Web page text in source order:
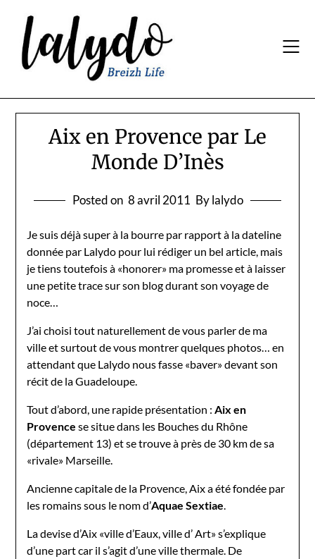
content
Aix en Provence par Le
Monde D’Inès
Posted on 8 avril 2011 By lalydo
Je suis déjà super à la bourre par rapport à la dateline
donnée par Lalydo pour lui rédiger un bel article, mais
je tiens toutefois à «honorer» ma promesse et à laisser
une petite trace sur son blog durant son voyage de
noce…
J’ai choisi tout naturellement de vous parler de ma
ville et surtout de vous montrer quelques photos… en
attendant que Lalydo nous fasse «baver» devant son
récit de la Guadeloupe.
Tout d’abord, une rapide présentation : Aix en
Provence se situe dans les Bouches du Rhône
(département 13) et se trouve à près de 30 km de sa
«rivale» Marseille.
Ancienne capitale de la Provence, Aix a été fondée par
les romains sous le nom d’Aquae Sextiae.
La devise d’Aix «ville d’Eaux, ville d’ Art» s’explique
d’une part car il s’agit d’une ville thermale. De